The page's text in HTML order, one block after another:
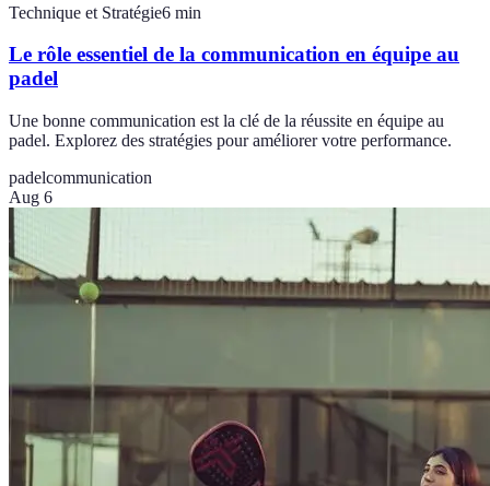
Technique et Stratégie6 min
Le rôle essentiel de la communication en équipe au
padel
Une bonne communication est la clé de la réussite en équipe au
padel. Explorez des stratégies pour améliorer votre performance.
padelcommunication
Aug 6